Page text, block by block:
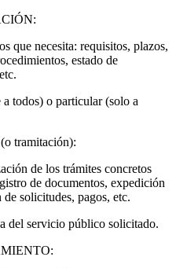
que necesita: requisitos, plazos,
estado de
a todos) o particular (solo a
tramitación):
de los trámites concretos
de documentos, expedición
solicitudes, pagos, etc.
del servicio público solicitado.